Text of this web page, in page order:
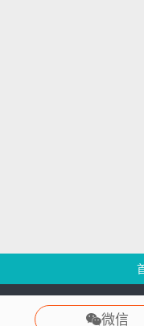
微信
慧都科技 版权所有